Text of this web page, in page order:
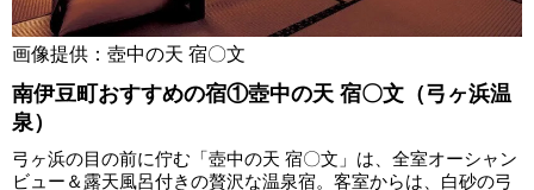
画像提供：壺中の天 宿〇文
南伊豆町おすすめの宿①壺中の天 宿〇文（弓ヶ浜温
泉）
弓ヶ浜の目の前に佇む「壺中の天 宿〇文」は、全室オーシャン
ビュー＆露天風呂付きの贅沢な温泉宿。客室からは、白砂の弓